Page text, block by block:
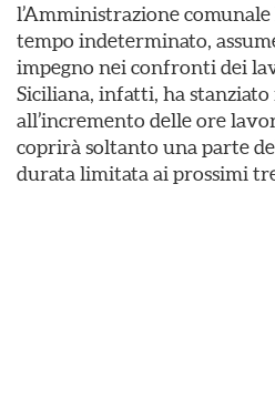
l’Amministrazione
tempo indeterminato,
impegno nei confronti dei
Siciliana, infatti, ha stanziato
all’incremento delle ore
coprirà soltanto una parte
durata limitata ai prossimi